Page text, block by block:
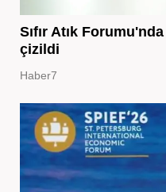
Sıfır Atık
çizildi
Haber7